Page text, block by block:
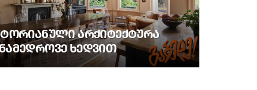
ᲐᲠᲥᲘᲢᲔᲥᲢᲣᲠᲐ
ᲮᲔᲓᲕᲘᲗ